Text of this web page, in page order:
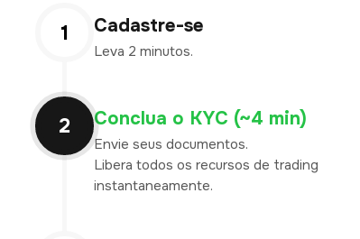
1 Cadastre-se
Leva 2 minutos.
2 Conclua o KYC (~4 min)
Envie seus documentos.
Libera todos os recursos de trading
instantaneamente.